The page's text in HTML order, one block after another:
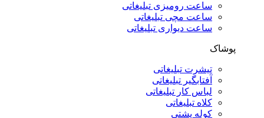
ساعت رومیزی تبلیغاتی
ساعت مچی تبلیغاتی
ساعت دیواری تبلیغاتی
پوشاک
تیشرت تبلیغاتی
آفتابگیر تبلیغاتی
لباس کار تبلیغاتی
کلاه تبلیغاتی
کوله پشتی